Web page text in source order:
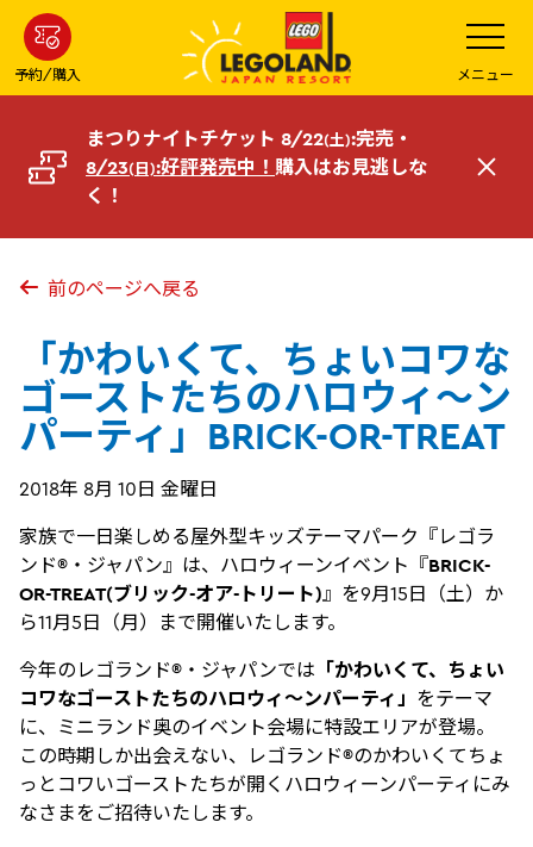
ン
コ
へ
予約/購入
メ
ニ
ュ
ー
を
開
メニュー
まつりナイトチケット 8/22(土):完売・
8/23(日):好評発売中！ 購入はお見逃しな
く！
閉
前のページへ戻る
「かわいくて、ちょいコワな
ゴーストたちのハロウィ～ン
パーティ」BRICK-OR-TREAT
2018年 8月 10日 金曜日
家族で一日楽しめる屋外型キッズテーマパーク『レゴラ
ンド®・ジャパン』は、ハロウィーンイベント『BRICK-
OR-TREAT(ブリック-オア-トリート)』を9月15日（土）か
ら11月5日（月）まで開催いたします。
今年のレゴランド®・ジャパンでは 「かわいくて、ちょい
コワなゴーストたちのハロウィ～ンパーティ」 をテーマ
に、ミニランド奥のイベント会場に特設エリアが登場。
この時期しか出会えない、レゴランド®のかわいくてちょ
っとコワいゴーストたちが開くハロウィーンパーティにみ
なさまをご招待いたします。